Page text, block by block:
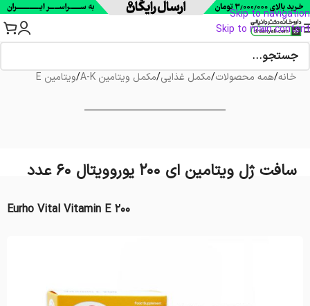
Skip to navigation
Skip to main content
خانه/همه محصولات/مکمل غذایی/مکمل ویتامین A-K /ویتامین E
سافت ژل ویتامین ای 200 یوروویتال 60 عدد
Eurho Vital Vitamin E 200